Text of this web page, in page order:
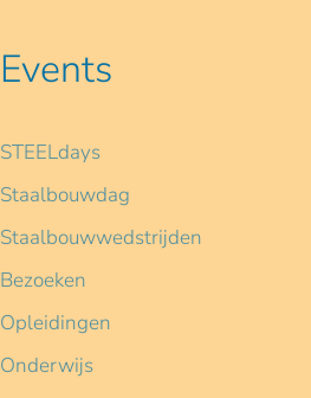
Events
STEELdays
Staalbouwdag
Staalbouwwedstrijden
Bezoeken
Opleidingen
Onderwijs